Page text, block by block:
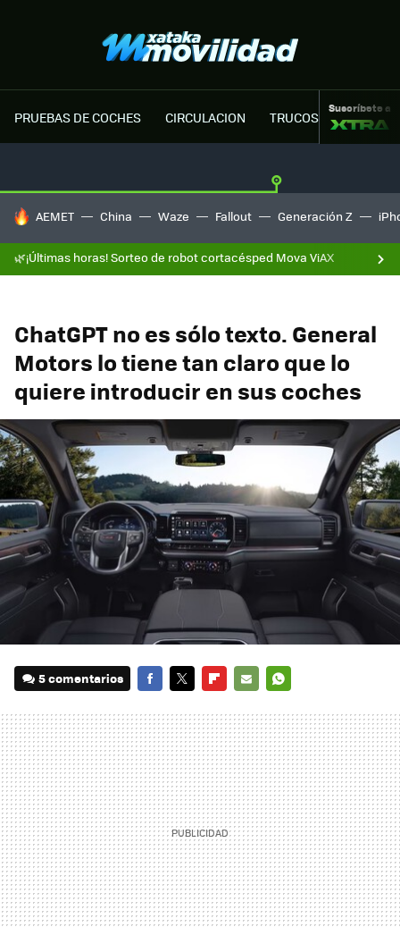
PRUEBAS DE COCHES CIRCULACION TRUCOS MOTOR
Suscríbete a
HOY SE HABLA DE
AEMET China Waze Fallout Generación Z
🌿¡Últimas horas! Sorteo de robot cortacésped Mova ViAX
ChatGPT no es sólo texto. General
Motors lo tiene tan claro que lo
quiere introducir en sus coches
5 comentarios
MAIL